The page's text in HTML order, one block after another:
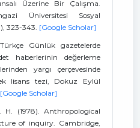
Üzerine Bir Çalışma.
Üniversitesi Sosyal
323-343. [Google Scholar]
Günlük gazetelerde
haberlerinin değerleme
yargı çerçevesinde
lisans tezi, Dokuz Eylül
[Google Scholar]
(1978). Anthropological
of inquiry. Cambridge,